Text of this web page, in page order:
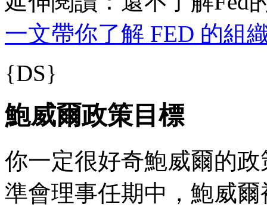
一文帶你了解 FED 的組
{DS}
鮑威爾政策目標
你一定很好奇鮑威爾的
準會理事任期中，鮑威